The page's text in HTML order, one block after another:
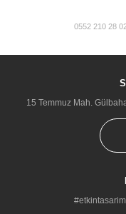
0552 210 28
15 Temmuz Mah.